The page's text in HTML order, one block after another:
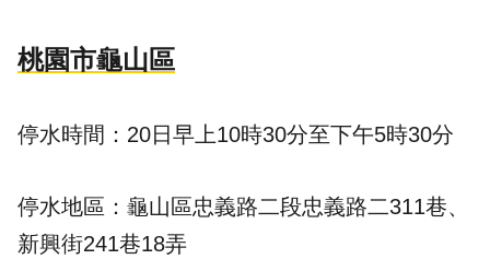
桃園市龜山區
停水時間：20日早上10時30分至下午5時30分
停水地區：龜山區忠義路二段忠義路二311巷、
新興街241巷18弄